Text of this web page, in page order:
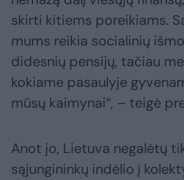
skirti kitiems poreikiams.
mums reikia socialinių
didesnių pensijų, tačiau
kokiame pasaulyje
mūsų kaimynai“, – teigė
Anot jo, Lietuva negalėtų
sąjungininkų indėlio į